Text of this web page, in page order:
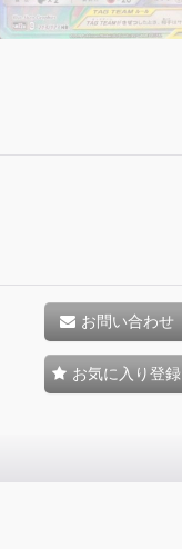
お問い合わせ
お気に入り登録